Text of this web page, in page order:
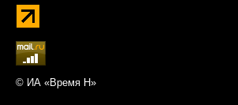
© ИА «Время Н»